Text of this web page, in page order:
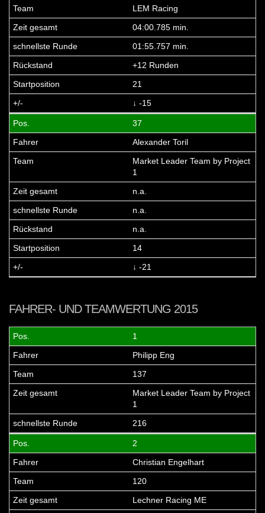
LEM Racing
04:00.785 min.
01:55.757 min.
+12 Runden
21
↓ -15
37
Alexander Toril
Market Leader Team by Project
1
n.a.
n.a.
n.a.
14
↓ -21
FAHRER- UND TEAMWERTUNG 2015
1
Philipp Eng
137
Market Leader Team by Project
1
216
2
Christian Engelhart
120
Lechner Racing ME